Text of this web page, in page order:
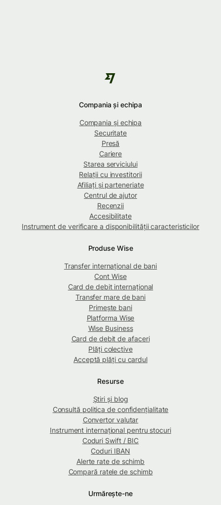
Compania și echipa
Compania și echipa
Securitate
Presă
Cariere
Starea serviciului
Relații cu investitorii
Afiliați și parteneriate
Centrul de ajutor
Recenzii
Accesibilitate
Instrument de verificare a disponibilității caracteristicilor
Produse Wise
Transfer internațional de bani
Cont Wise
Card de debit internațional
Transfer mare de bani
Primește bani
Platforma Wise
Wise Business
Card de debit de afaceri
Plăți colective
Acceptă plăți cu cardul
Resurse
Știri și blog
Consultă politica de confidențialitate
Convertor valutar
Instrument internațional pentru stocuri
Coduri Swift / BIC
Coduri IBAN
Alerte rate de schimb
Compară ratele de schimb
Urmărește-ne